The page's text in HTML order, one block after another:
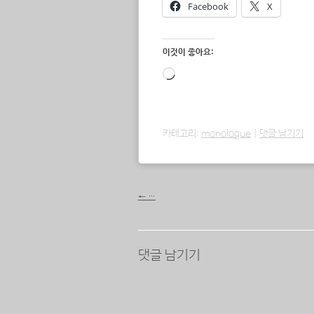
Facebook X
이것이 좋아요:
로
카테고리: monologue 댓글 남기기
포스트 내비게이션
← …
댓글 남기기